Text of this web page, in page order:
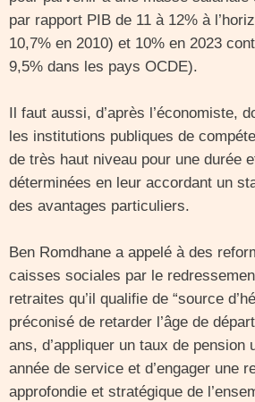
par rapport PIB de 11 à 12% à
10,7% en 2010) et 10% en 2023
9,5% dans les pays OCDE).
Il faut aussi, d’après l’économiste,
les institutions publiques de
de très haut niveau pour une durée
déterminées en leur accordant un
des avantages particuliers.
Ben Romdhane a appelé à des
caisses sociales par le
retraites qu’il qualifie de “source
préconisé de retarder l’âge de
ans, d’appliquer un taux de pension
année de service et d’engager une
approfondie et stratégique de